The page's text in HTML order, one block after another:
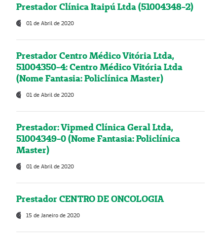
Prestador Clínica Itaipú Ltda (51004348-2)
01 de Abril de 2020
Prestador Centro Médico Vitória Ltda,
51004350-4: Centro Médico Vitória Ltda
(Nome Fantasia: Policlínica Master)
01 de Abril de 2020
Prestador: Vipmed Clínica Geral Ltda,
51004349-0 (Nome Fantasia: Policlínica
Master)
01 de Abril de 2020
Prestador CENTRO DE ONCOLOGIA
15 de Janeiro de 2020